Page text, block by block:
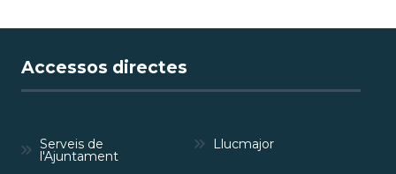
Accessos directes
Serveis de
l'Ajuntament
Llucmajor